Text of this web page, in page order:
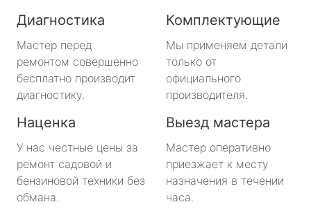
Диагностика
Мастер перед
ремонтом совершенно
бесплатно производит
диагностику.
Комплектующие
Мы применяем детали
только от
официального
производителя.
Наценка
У нас честные цены за
ремонт садовой и
бензиновой техники без
обмана.
Выезд мастера
Мастер оперативно
приезжает к месту
назначения в течении
часа.